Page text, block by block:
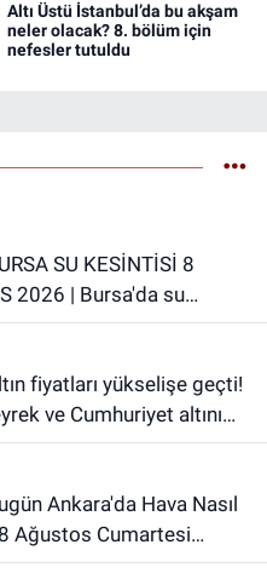
Altı Üstü İstanbul’da bu akşam
neler olacak? 8. bölüm için
nefesler tutuldu
2026 | Bursa'da su
zaman bitecek, sular ne
ve Cumhuriyet altını
Ağustos Cumartesi
Durumu